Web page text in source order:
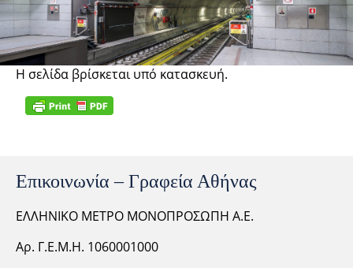
Έργα τέχνης
Η σελίδα βρίσκεται υπό κατασκευή.
Επικοινωνία – Γραφεία Αθήνας
ΕΛΛΗΝΙΚΟ ΜΕΤΡΟ ΜΟΝΟΠΡΟΣΩΠΗ Α.Ε.
Αρ. Γ.Ε.Μ.Η. 1060001000